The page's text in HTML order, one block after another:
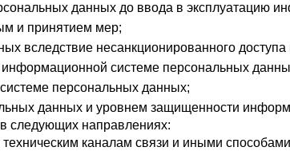
данных до ввода в эксплуатацию
и принятием мер;
вследствие несанкционированного доступа
системе персональных
персональных данных;
данных и уровнем защищенности
следующих направлениях:
каналам связи и иными